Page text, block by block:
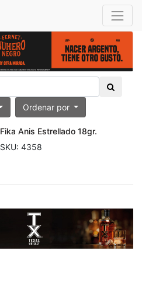
Ordenar por
Fika Anis Estrellado 18gr.
SKU: 4358